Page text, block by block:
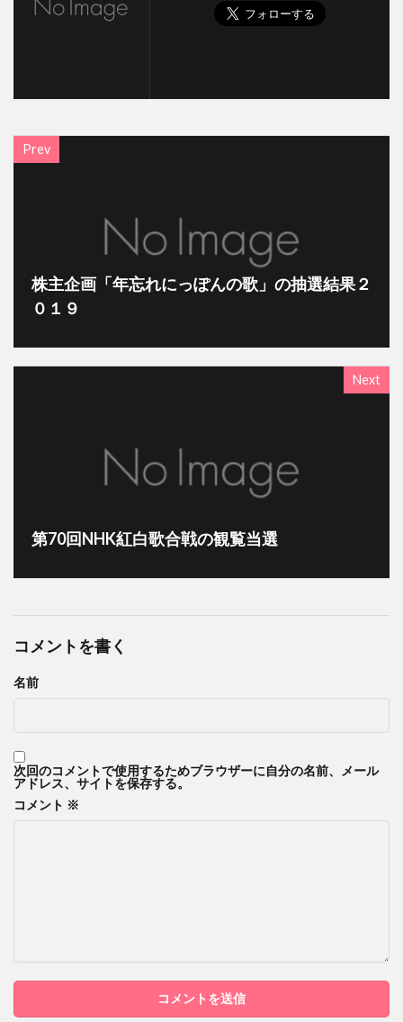
Prev
株主企画「年忘れにっぽんの歌」の抽選結果２
０１９
Next
第70回NHK紅白歌合戦の観覧当選
コメントを書く
名前
次回のコメントで使用するためブラウザーに自分の名前、メール
アドレス、サイトを保存する。
コメント ※